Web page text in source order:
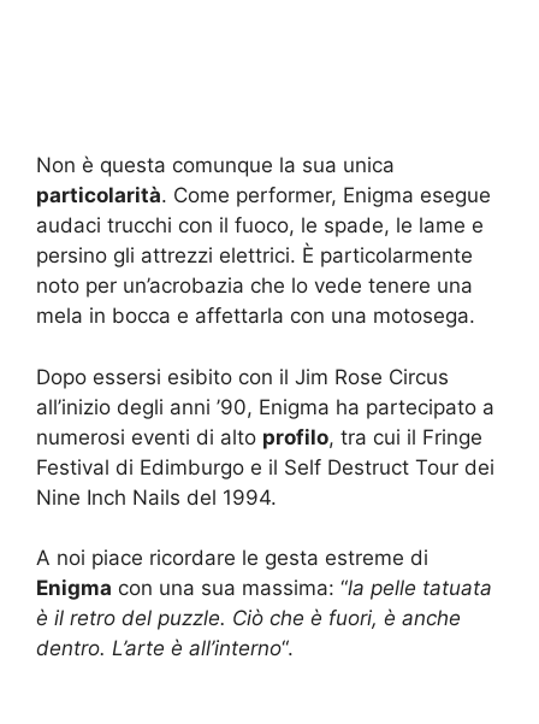
Non è questa comunque la sua unica
particolarità. Come performer, Enigma esegue
audaci trucchi con il fuoco, le spade, le lame e
persino gli attrezzi elettrici. È particolarmente
noto per un’acrobazia che lo vede tenere una
mela in bocca e affettarla con una motosega.
Dopo essersi esibito con il Jim Rose Circus
all’inizio degli anni ’90, Enigma ha partecipato a
numerosi eventi di alto profilo, tra cui il Fringe
Festival di Edimburgo e il Self Destruct Tour dei
Nine Inch Nails del 1994.
A noi piace ricordare le gesta estreme di
Enigma con una sua massima: “la pelle tatuata
è il retro del puzzle. Ciò che è fuori, è anche
dentro. L’arte è all’interno“.